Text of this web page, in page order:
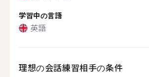
学習中の言語
英語
理想の会話練習相手の条件